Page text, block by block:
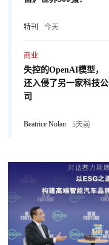
特刊 今天
商业
失控的OpenAI模型，
还入侵了另一家科技公
司
Beatrice Nolan 5天前